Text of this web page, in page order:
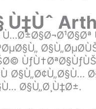
Ù‡Ùˆ
Ù…Ø±Ø§Ø¬Ø¹Ø§Øª
Ø§Ù„Ø¢Ù„Ø§Ù…
Ø§Ù„Ø¸Ù‡Ø±.